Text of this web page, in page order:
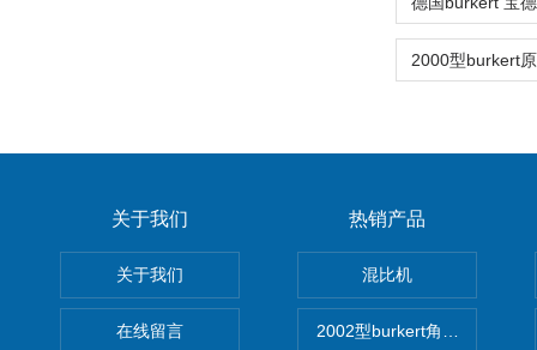
关于我们
关于我们
在线留言
热销产品
混比机
2002型burkert角座阀